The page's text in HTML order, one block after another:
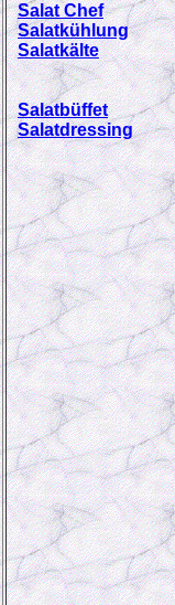
Salat Chef
Salatkühlung
Salatkälte
Salatbüffet
Salatdressing